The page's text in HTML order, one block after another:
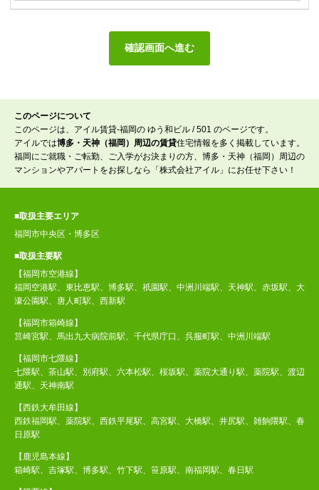
このページについて
このページは、アイル賃貸-福岡の ゆう和ビル / 501 のページです。
アイルでは博多・天神（福岡）周辺の賃貸住宅情報を多く掲載しています。
福岡にご就職・ご転勤、ご入学がお決まりの方、博多・天神（福岡）周辺の
マンションやアパートをお探しなら「株式会社アイル」にお任せ下さい！
■取扱主要エリア
福岡市中央区・博多区
■取扱主要駅
【福岡市空港線】
福岡空港駅、東比恵駅、博多駅、祇園駅、中洲川端駅、天神駅、赤坂駅、大
濠公園駅、唐人町駅、西新駅
【福岡市箱崎線】
筥崎宮駅、馬出九大病院前駅、千代県庁口、呉服町駅、中洲川端駅
【福岡市七隈線】
七隈駅、茶山駅、別府駅、六本松駅、桜坂駅、薬院大通り駅、薬院駅、渡辺
通駅、天神南駅
【西鉄大牟田線】
西鉄福岡駅、薬院駅、西鉄平尾駅、高宮駅、大橋駅、井尻駅、雑餉隈駅、春
日原駅
【鹿児島本線】
箱崎駅、吉塚駅、博多駅、竹下駅、笹原駅、南福岡駅、春日駅